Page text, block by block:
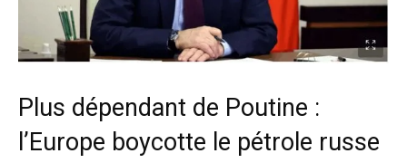
Plus dépendant de Poutine :
l’Europe boycotte le pétrole russe